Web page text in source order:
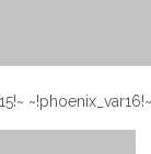
~!phoenix_var10!~ ~!phoenix_var11!~ ~!phoenix_var12!~ ~!phoenix_var13!~ ~!phoenix_var14!~ ~!phoenix_var15!~ ~!phoenix_var16!~